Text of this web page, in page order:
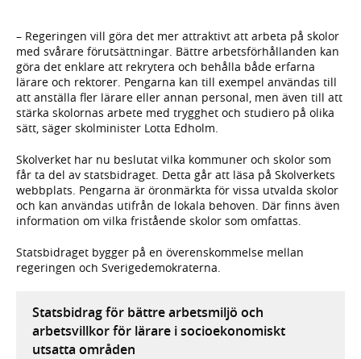
– Regeringen vill göra det mer attraktivt att arbeta på skolor
med svårare förutsättningar. Bättre arbetsförhållanden kan
göra det enklare att rekrytera och behålla både erfarna
lärare och rektorer. Pengarna kan till exempel användas till
att anställa fler lärare eller annan personal, men även till att
stärka skolornas arbete med trygghet och studiero på olika
sätt, säger skolminister Lotta Edholm.
Skolverket har nu beslutat vilka kommuner och skolor som
får ta del av statsbidraget. Detta går att läsa på Skolverkets
webbplats. Pengarna är öronmärkta för vissa utvalda skolor
och kan användas utifrån de lokala behoven. Där finns även
information om vilka fristående skolor som omfattas.
Statsbidraget bygger på en överenskommelse mellan
regeringen och Sverigedemokraterna.
Statsbidrag för bättre arbetsmiljö och
arbetsvillkor för lärare i socioekonomiskt
utsatta områden